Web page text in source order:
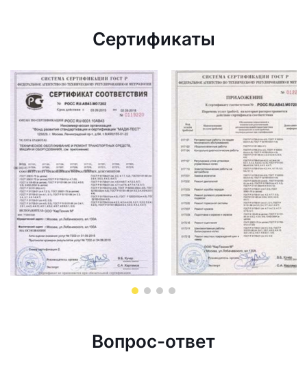
Сертификаты
Вопрос-ответ